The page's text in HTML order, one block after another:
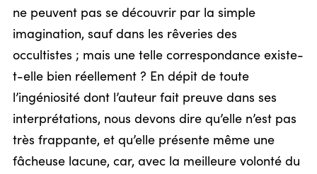
ne peuvent pas se découvrir par la simple
imagination, sauf dans les rêveries des
occultistes ; mais une telle correspondance existe-
t-elle bien réellement ? En dépit de toute
l’ingéniosité dont l’auteur fait preuve dans ses
interprétations, nous devons dire qu’elle n’est pas
très frappante, et qu’elle présente même une
fâcheuse lacune, car, avec la meilleure volonté du